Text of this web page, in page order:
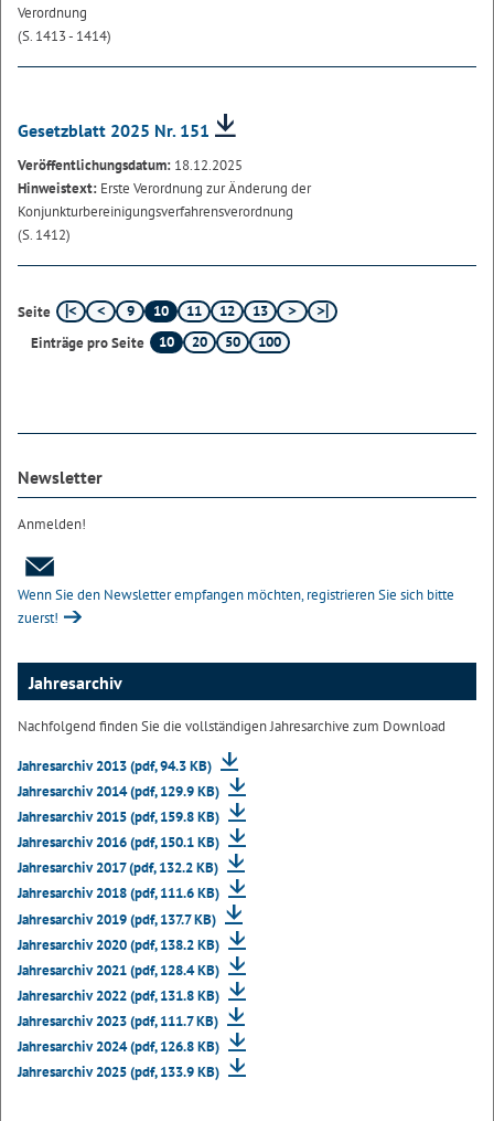
Verordnung
(S. 1413 - 1414)
Gesetzblatt 2025 Nr. 151
Veröffentlichungsdatum: 18.12.2025
Hinweistext: Erste Verordnung zur Änderung der
Konjunkturbereinigungsverfahrensverordnung
(S. 1412)
Seite 9 10 11 12
13
Einträge pro Seite
10 20 50 100
Newsletter
Anmelden!
Wenn Sie den Newsletter empfangen möchten, registrieren Sie sich bitte
zuerst!
Jahresarchiv
Nachfolgend finden Sie die vollständigen Jahresarchive zum Download
Jahresarchiv 2013 (pdf, 94.3 KB)
Jahresarchiv 2014 (pdf, 129.9 KB)
Jahresarchiv 2015 (pdf, 159.8 KB)
Jahresarchiv 2016 (pdf, 150.1 KB)
Jahresarchiv 2017 (pdf, 132.2 KB)
Jahresarchiv 2018 (pdf, 111.6 KB)
Jahresarchiv 2019 (pdf, 137.7 KB)
Jahresarchiv 2020 (pdf, 138.2 KB)
Jahresarchiv 2021 (pdf, 128.4 KB)
Jahresarchiv 2022 (pdf, 131.8 KB)
Jahresarchiv 2023 (pdf, 111.7 KB)
Jahresarchiv 2024 (pdf, 126.8 KB)
Jahresarchiv 2025 (pdf, 133.9 KB)